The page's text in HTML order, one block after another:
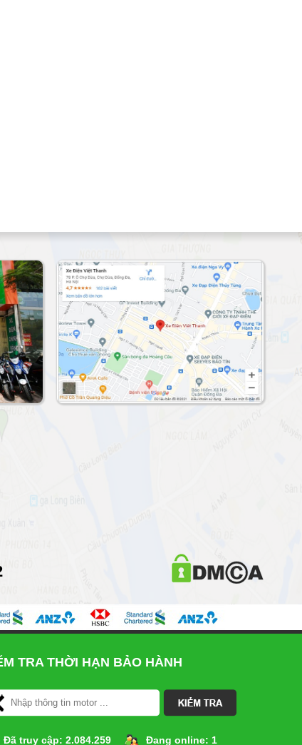
TRA THỜI HẠN BẢO HÀNH
Đã truy cập: 2.084.259 Đang online: 1